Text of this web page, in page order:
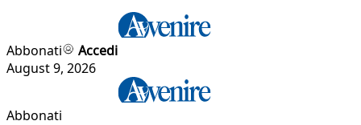
Abbonati
Accedi
August 9, 2026
Abbonati